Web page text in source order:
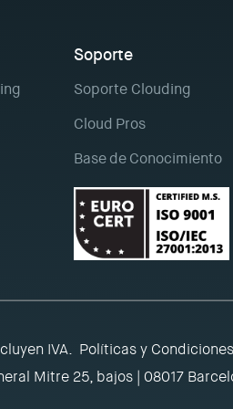
Soporte
Soporte Clouding
Cloud Pros
Base de Conocimiento
IVA. Políticas y
Mitre 25, bajos | 08017